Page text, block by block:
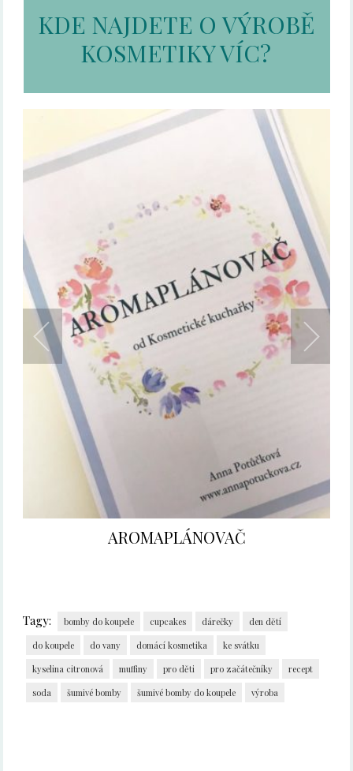
KDE NAJDETE O VÝROBĚ
KOSMETIKY VÍC?
AROMAPLÁNOVAČ
Tagy: bomby do koupele cupcakes dárečky
den dětí
do koupele
do vany domácí kosmetika
ke svátku
kyselina citronová
muffiny pro děti pro začátečníky
recept
soda
šumivé bomby šumivé bomby do koupele výroba